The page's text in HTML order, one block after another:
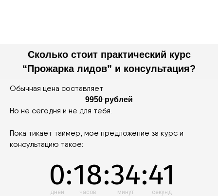
Сколько стоит практический курс
“Прожарка лидов” и консультация?
Обычная цена составляет
9950 рублей
Но не сегодня и не для тебя.
Пока тикает таймер, мое предложение за курс и
консультацию такое:
0
дней :18
часов :34
минут :40
секунд